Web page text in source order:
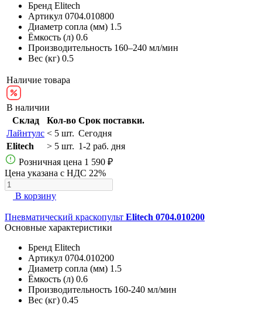
Бренд Elitech
Артикул 0704.010800
Диаметр сопла (мм) 1.5
Ёмкость (л) 0.6
Производительность 160–240 мл/мин
Вес (кг) 0.5
Наличие товара
В наличии
Склад
Кол-во Срок поставки.
Лайнтулс < 5 шт. Сегодня
Elitech
> 5 шт. 1-2 раб. дня
Розничная цена 1 590 ₽
Цена указана с НДС 22%
В корзину
Пневматический краскопульт Elitech 0704.010200
Основные характеристики
Бренд Elitech
Артикул 0704.010200
Диаметр сопла (мм) 1.5
Ёмкость (л) 0.6
Производительность 160-240 мл/мин
Вес (кг) 0.45